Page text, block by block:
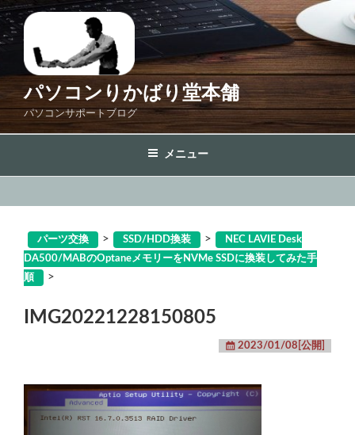
コ
ン
テ
ス
プ
パソコンりかばり堂本舗
パソコンサポートブログ
メニュー
パーツ交換 > SSD/HDD換装 >
NEC LAVIE Desk
DA500/MABのOptaneメモリーをNVMe SSDに換装してみた手
順
>
IMG20221228150805
2023/01/08[公開]